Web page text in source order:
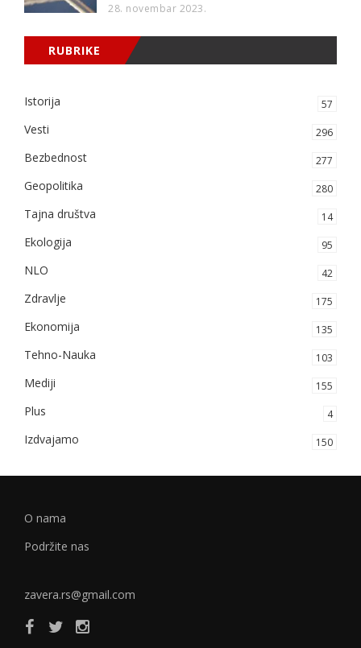
28. novembar 2023.
RUBRIKE
Istorija 57
Vesti 296
Bezbednost 277
Geopolitika 280
Tajna društva 14
Ekologija 95
NLO 42
Zdravlje 175
Ekonomija 135
Tehno-Nauka 103
Mediji 155
Plus 4
Izdvajamo 150
O nama
Podržite nas
zavera.rs@gmail.com